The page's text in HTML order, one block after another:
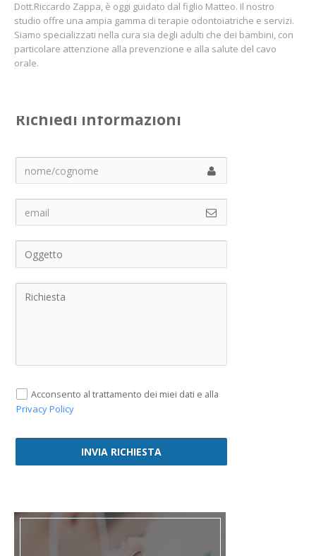
Dott.Riccardo Zappa, è oggi guidato dal figlio Matteo. Il nostro
studio offre una ampia gamma di terapie odontoiatriche e servizi.
Siamo specializzati nella cura sia degli adulti che dei bambini, con
particolare attenzione alla prevenzione e alla salute del cavo
orale.
Richiedi informazioni
Acconsento al trattamento dei miei dati e alla
Privacy Policy
INVIA RICHIESTA